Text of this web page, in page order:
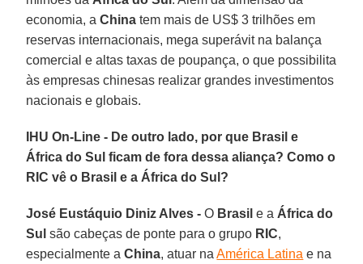
economia, aChina tem mais de US$ 3 trilhões em
reservas internacionais, mega superávit na balança
comercial e altas taxas de poupança, o que possibilita
às empresas chinesas realizar grandes investimentos
nacionais e globais.
IHU On-Line - De outro lado, por que Brasil e
África do Sul ficam de fora dessa aliança? Como o
RIC vê o Brasil e a África do Sul?
José Eustáquio Diniz Alves - O Brasil e a África do
Sul são cabeças de ponte para o grupo RIC,
especialmente aChina, atuar naAmérica Latina e na